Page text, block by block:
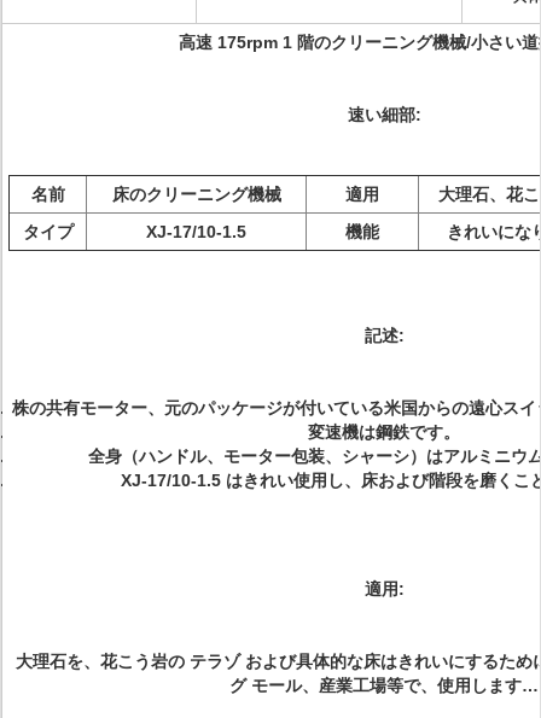
高速 175rpm 1 階のクリーニング機械/小さい
速い細部:
名前 床のクリーニング機械 適用
大理石、花
タイプ
XJ-17/10-1.5 機能 きれいにな
記述:
株の共有モーター、元のパッケージが付いている米国からの遠心ス
変速機は鋼鉄です。
全身（ハンドル、モーター包装、シャーシ）はアルミニウ
XJ-17/10-1.5 はきれい使用し、床および階段を磨くこ
適用:
大理石を、花こう岩の テラゾ および具体的な床はきれいにするため
グ モール、産業工場等で、使用します…